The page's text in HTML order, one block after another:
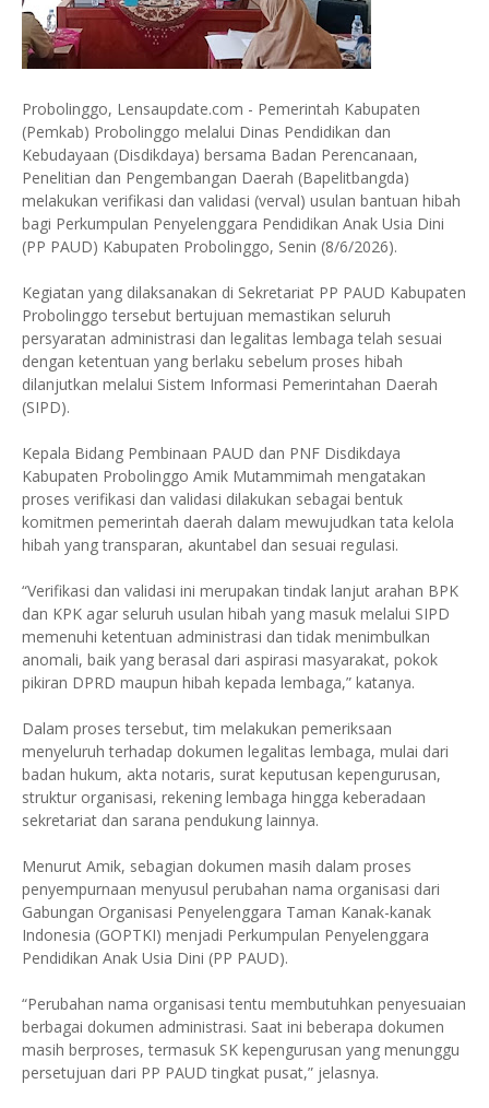
Probolinggo, Lensaupdate.com - Pemerintah Kabupaten
(Pemkab) Probolinggo melalui Dinas Pendidikan dan
Kebudayaan (Disdikdaya) bersama Badan Perencanaan,
Penelitian dan Pengembangan Daerah (Bapelitbangda)
melakukan verifikasi dan validasi (verval) usulan bantuan hibah
bagi Perkumpulan Penyelenggara Pendidikan Anak Usia Dini
(PP PAUD) Kabupaten Probolinggo, Senin (8/6/2026).
Kegiatan yang dilaksanakan di Sekretariat PP PAUD Kabupaten
Probolinggo tersebut bertujuan memastikan seluruh
persyaratan administrasi dan legalitas lembaga telah sesuai
dengan ketentuan yang berlaku sebelum proses hibah
dilanjutkan melalui Sistem Informasi Pemerintahan Daerah
(SIPD).
Kepala Bidang Pembinaan PAUD dan PNF Disdikdaya
Kabupaten Probolinggo Amik Mutammimah mengatakan
proses verifikasi dan validasi dilakukan sebagai bentuk
komitmen pemerintah daerah dalam mewujudkan tata kelola
hibah yang transparan, akuntabel dan sesuai regulasi.
“Verifikasi dan validasi ini merupakan tindak lanjut arahan BPK
dan KPK agar seluruh usulan hibah yang masuk melalui SIPD
memenuhi ketentuan administrasi dan tidak menimbulkan
anomali, baik yang berasal dari aspirasi masyarakat, pokok
pikiran DPRD maupun hibah kepada lembaga,” katanya.
Dalam proses tersebut, tim melakukan pemeriksaan
menyeluruh terhadap dokumen legalitas lembaga, mulai dari
badan hukum, akta notaris, surat keputusan kepengurusan,
struktur organisasi, rekening lembaga hingga keberadaan
sekretariat dan sarana pendukung lainnya.
Menurut Amik, sebagian dokumen masih dalam proses
penyempurnaan menyusul perubahan nama organisasi dari
Gabungan Organisasi Penyelenggara Taman Kanak-kanak
Indonesia (GOPTKI) menjadi Perkumpulan Penyelenggara
Pendidikan Anak Usia Dini (PP PAUD).
“Perubahan nama organisasi tentu membutuhkan penyesuaian
berbagai dokumen administrasi. Saat ini beberapa dokumen
masih berproses, termasuk SK kepengurusan yang menunggu
persetujuan dari PP PAUD tingkat pusat,” jelasnya.